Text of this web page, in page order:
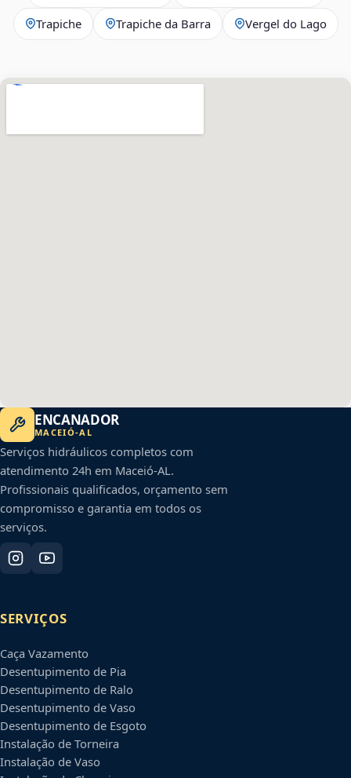
Trapiche Trapiche da Barra Vergel do Lago
ENCANADOR
MACEIÓ-AL
Serviços hidráulicos completos com
atendimento 24h em Maceió-AL.
Profissionais qualificados, orçamento sem
compromisso e garantia em todos os
serviços.
SERVIÇOS
Caça Vazamento
Desentupimento de Pia
Desentupimento de Ralo
Desentupimento de Vaso
Desentupimento de Esgoto
Instalação de Torneira
Instalação de Vaso